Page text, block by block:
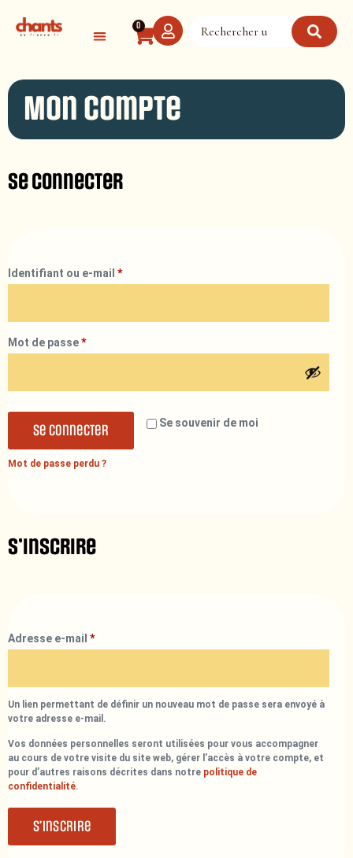
0
Mon compte
Se connecter
Identifiant ou e-mail *
Mot de passe*
Se souvenir de moi
Se connecter
Mot de passe perdu ?
S’inscrire
Adresse e-mail *
Un lien permettant de définir un nouveau mot de passe sera envoyé à
votre adresse e-mail.
Vos données personnelles seront utilisées pour vous accompagner
au cours de votre visite du site web, gérer l’accès à votre compte, et
pour d’autres raisons décrites dans notre politique de
confidentialité.
S’inscrire